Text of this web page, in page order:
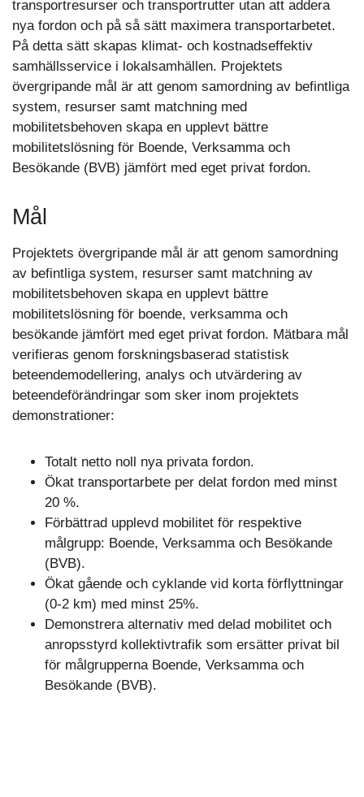
transportresurser och transportrutter utan att addera
nya fordon och på så sätt maximera transportarbetet.
På detta sätt skapas klimat- och kostnadseffektiv
samhällsservice i lokalsamhällen. Projektets
övergripande mål är att genom samordning av befintliga
system, resurser samt matchning med
mobilitetsbehoven skapa en upplevt bättre
mobilitetslösning för Boende, Verksamma och
Besökande (BVB) jämfört med eget privat fordon.
Mål
Projektets övergripande mål är att genom samordning
av befintliga system, resurser samt matchning av
mobilitetsbehoven skapa en upplevt bättre
mobilitetslösning för boende, verksamma och
besökande jämfört med eget privat fordon. Mätbara mål
verifieras genom forskningsbaserad statistisk
beteendemodellering, analys och utvärdering av
beteendeförändringar som sker inom projektets
demonstrationer:
Totalt netto noll nya privata fordon.
Ökat transportarbete per delat fordon med minst
20 %.
Förbättrad upplevd mobilitet för respektive
målgrupp: Boende, Verksamma och Besökande
(BVB).
Ökat gående och cyklande vid korta förflyttningar
(0-2 km) med minst 25%.
Demonstrera alternativ med delad mobilitet och
anropsstyrd kollektivtrafik som ersätter privat bil
för målgrupperna Boende, Verksamma och
Besökande (BVB).